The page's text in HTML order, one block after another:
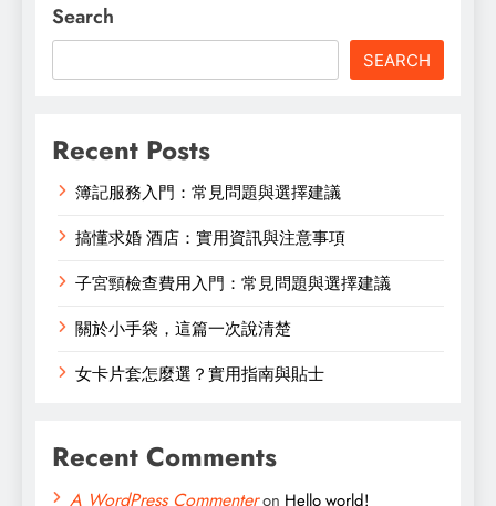
Search
SEARCH
Recent Posts
簿記服務入門：常見問題與選擇建議
搞懂求婚 酒店：實用資訊與注意事項
子宮頸檢查費用入門：常見問題與選擇建議
關於小手袋，這篇一次說清楚
女卡片套怎麼選？實用指南與貼士
Recent Comments
A WordPress Commenteron Hello world!